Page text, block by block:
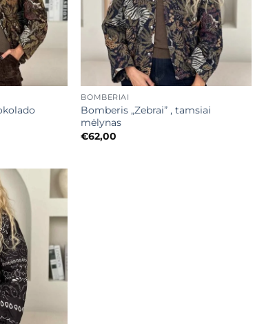
BOMBERIAI
Bomberis „Zebrai” , tamsiai
mėlynas
€62,00